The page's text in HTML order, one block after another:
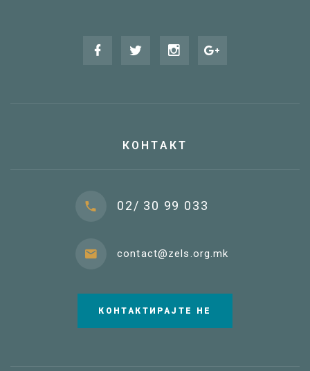
КОНТАКТ
02/ 30 99 033
contact@zels.org.mk
КОНТАКТИРАЈТЕ НЕ